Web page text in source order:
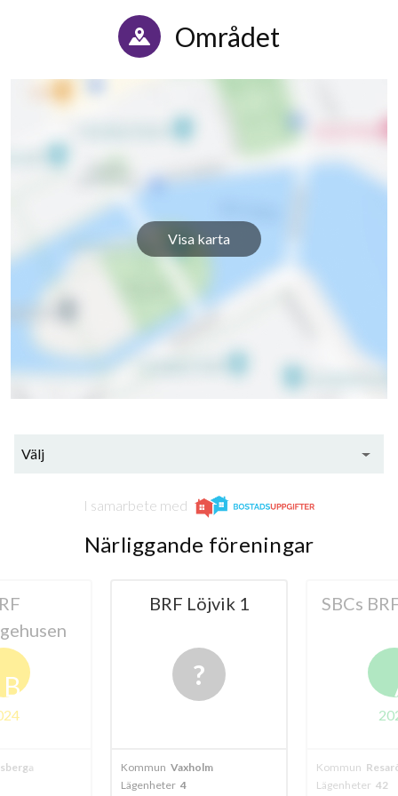
Området
Visa karta
Välj
I samarbete med
Närliggande föreningar
1 SBCs BRF Löjvik 2
A
Kommun Resarö
Lägenheter
BRF
Kommun
Lägenheter